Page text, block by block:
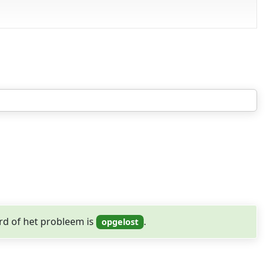
of het probleem is .